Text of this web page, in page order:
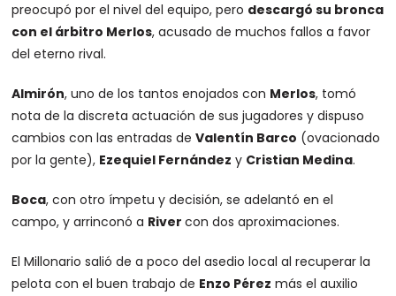
preocupó por el nivel del equipo, pero descargó su bronca
con el árbitro Merlos, acusado de muchos fallos a favor
del eterno rival.
Almirón, uno de los tantos enojados con Merlos, tomó
nota de la discreta actuación de sus jugadores y dispuso
cambios con las entradas deValentín Barco (ovacionado
por la gente), Ezequiel Fernández y Cristian Medina.
Boca, con otro ímpetu y decisión, se adelantó en el
campo, y arrinconó a Rivercon dos aproximaciones.
El Millonario salió de a poco del asedio local al recuperar la
pelota con el buen trabajo de Enzo Pérez más el auxilio